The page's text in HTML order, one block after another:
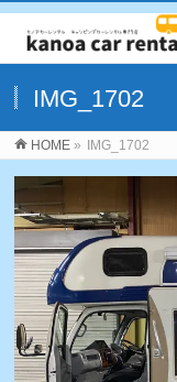
IMG_1702
HOME » IMG_1702